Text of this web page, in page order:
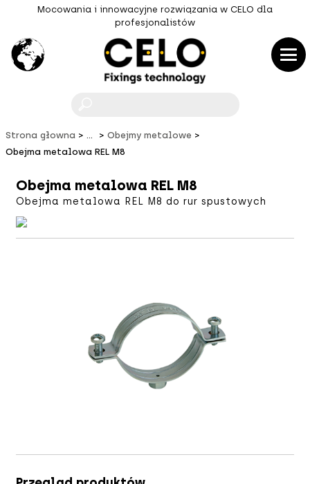
Mocowania i innowacyjne rozwiązania w CELO dla
profesjonalistów
Strona głowna ...
Obejmy metalowe
Obejma metalowa REL M8
Obejma metalowa REL M8
Obejma metalowa REL M8 do rur spustowych